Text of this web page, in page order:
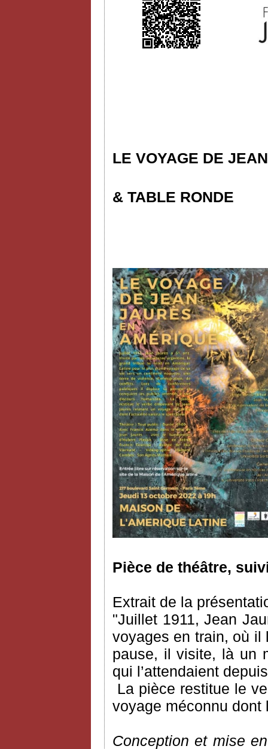
LE VOYAGE DE
& TABLE RONDE
Pièce de théâtre,
Extrait de la
"Juillet 1911, Jean
voyages en train, où il
pause, il visite, là un
qui l’attendaient
La pièce restitue le
voyage méconnu dont
Conception et mise